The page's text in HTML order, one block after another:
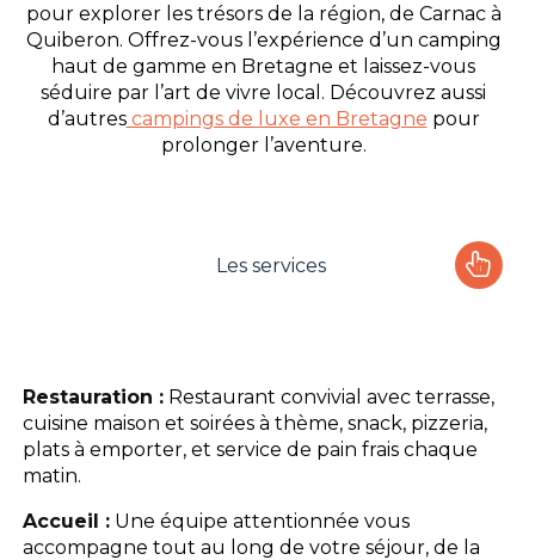
pour explorer les trésors de la région, de Carnac à
Quiberon. Offrez-vous l’expérience d’un camping
haut de gamme en Bretagne et laissez-vous
séduire par l’art de vivre local. Découvrez aussi
d’autrescampings de luxe en Bretagne pour
prolonger l’aventure.
Les services
L'espace Aquatique
Les activités
Restauration : Restaurant convivial avec terrasse,
cuisine maison et soirées à thème, snack, pizzeria,
plats à emporter, et service de pain frais chaque
matin.
Accueil : Une équipe attentionnée vous
accompagne tout au long de votre séjour, de la